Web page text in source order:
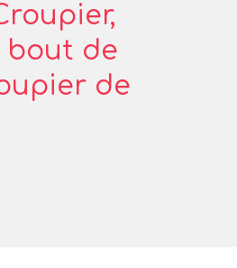
bout de
de